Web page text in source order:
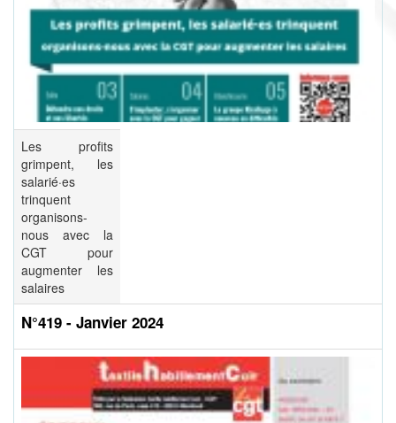
Les profits
grimpent, les
salarié·es
trinquent
organisons-
nous avec la
CGT pour
augmenter les
salaires
N°419 - Janvier 2024